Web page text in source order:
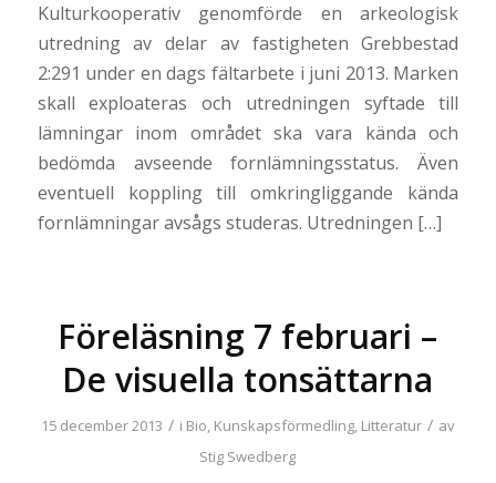
Kulturkooperativ genomförde en arkeologisk
utredning av delar av fastigheten Grebbestad
2:291 under en dags fältarbete i juni 2013. Marken
skall exploateras och utredningen syftade till
lämningar inom området ska vara kända och
bedömda avseende fornlämningsstatus. Även
eventuell koppling till omkringliggande kända
fornlämningar avsågs studeras. Utredningen […]
Föreläsning 7 februari –
De visuella tonsättarna
15 december 2013 / i Bio, Kunskapsförmedling, Litteratur / av
Stig Swedberg